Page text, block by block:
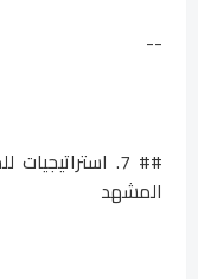
--
## 7.
المشهد